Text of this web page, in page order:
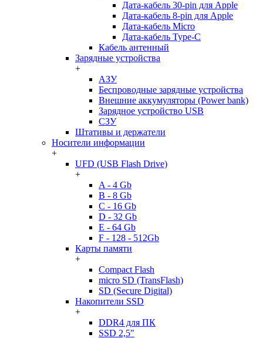
Дата-кабель 30-pin для Apple
Дата-кабель 8-pin для Apple
Дата-кабель Micro
Дата-кабель Type-C
Кабель антенный
Зарядные устройства
+
АЗУ
Беспроводные зарядные устройства
Внешние аккумуляторы (Power bank)
Зарядное устройство USB
СЗУ
Штативы и держатели
Носители информации
+
UFD (USB Flash Drive)
+
A - 4 Gb
B - 8 Gb
C - 16 Gb
D - 32 Gb
E - 64 Gb
F - 128 - 512Gb
Карты памяти
+
Compact Flash
micro SD (TransFlash)
SD (Secure Digital)
Накопители SSD
+
DDR4 для ПК
SSD 2,5"